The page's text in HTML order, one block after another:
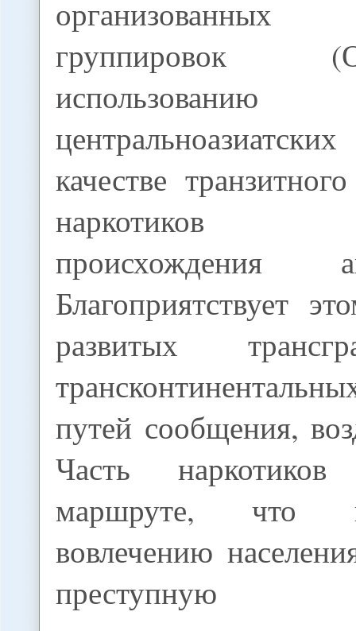
организованных
использованию
качестве
наркотиков
происхождения
Благоприятствует
развитых
путей сообщения,
Часть
маршруте, что
вовлечению
преступную